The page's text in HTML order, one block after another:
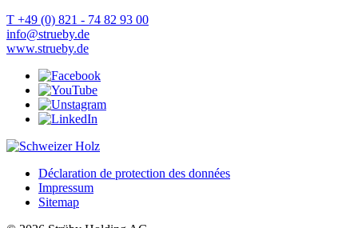
T +49 (0) 821 - 74 82 93 00
info@strueby.de
www.strueby.de
Déclaration de protection des données
Impressum
Sitemap